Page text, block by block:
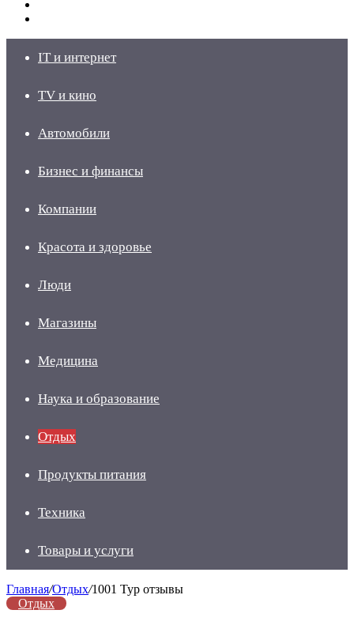
IT и интернет
TV и кино
Автомобили
Бизнес и финансы
Компании
Красота и здоровье
Люди
Магазины
Медицина
Наука и образование
Отдых
Продукты питания
Техника
Товары и услуги
Главная/Отдых/1001 Тур отзывы
Отдых